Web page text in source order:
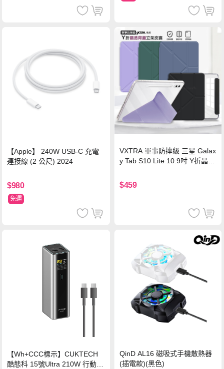
【Apple】 240W USB-C 充電
連接線 (2 公尺) 2024
$980
免運
VXTRA 軍事防摔級 三星 Galax
y Tab S10 Lite 10.9吋 Y折晶透
$459
【Wh+CCC標示】CUKTECH
酷態科 15號Ultra 210W 行動電
QinD AL16 磁吸式手機散熱器
(插電款)(黑色)